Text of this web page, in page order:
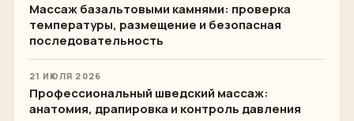
Массаж базальтовыми камнями: проверка
температуры, размещение и безопасная
последовательность
21 ИЮЛЯ 2026
Профессиональный шведский массаж:
анатомия, драпировка и контроль давления